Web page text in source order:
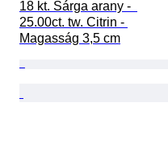
18 kt. Sárga arany -
25.00ct. tw. Citrin -
Magasság 3,5 cm